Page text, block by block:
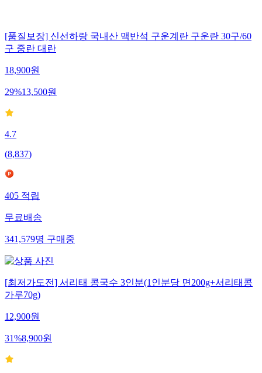
[품질보장] 신선하랑 국내산 맥반석 구운계란 구운란 30구/60
구 중란 대란
18,900원
29%13,500원
4.7
(8,837)
405 적립
무료배송
341,579명 구매중
[최저가도전] 서리태 콩국수 3인분(1인분당 면200g+서리태콩
가루70g)
12,900원
31%8,900원